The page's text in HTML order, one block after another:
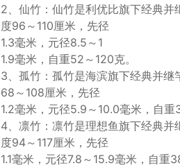
2、仙竹：仙竹是利优比旗下经典
度96～110厘米，先径
1.3毫米，元径8.5～1
1.9毫米，自重52～120克。
3、孤竹：孤竹是海滨旗下经典并
68～108厘米，先径
1.2毫米，元径5.9～10.0毫米，自重
4、凛竹：凛竹是理想鱼旗下经典
度94～117厘米，先径
1.1毫米，元径7.8～15.9毫米，自重